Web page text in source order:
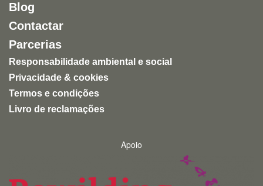
Uma experiência inspiradora, autêntica e altamente
recomendável para quem quer conhecer a natureza
de forma ética e responsável.
Blog
Contactar
Parcerias
Responsabilidade ambiental e social
Privacidade & cookies
Termos e condições
Livro de reclamações
Apoio